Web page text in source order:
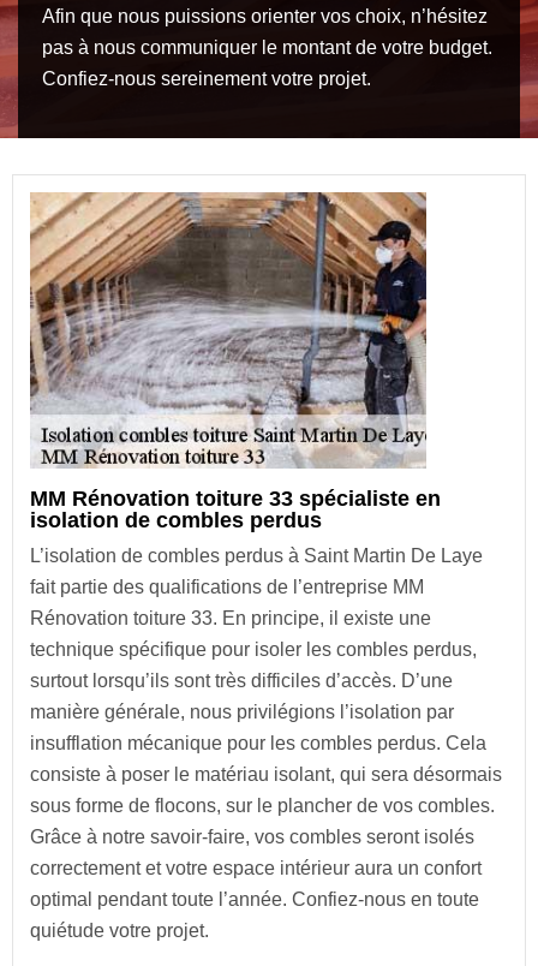
Afin que nous puissions orienter vos choix, n’hésitez
pas à nous communiquer le montant de votre budget.
Confiez-nous sereinement votre projet.
MM Rénovation toiture 33 spécialiste en
isolation de combles perdus
L’isolation de combles perdus à Saint Martin De Laye
fait partie des qualifications de l’entreprise MM
Rénovation toiture 33. En principe, il existe une
technique spécifique pour isoler les combles perdus,
surtout lorsqu’ils sont très difficiles d’accès. D’une
manière générale, nous privilégions l’isolation par
insufflation mécanique pour les combles perdus. Cela
consiste à poser le matériau isolant, qui sera désormais
sous forme de flocons, sur le plancher de vos combles.
Grâce à notre savoir-faire, vos combles seront isolés
correctement et votre espace intérieur aura un confort
optimal pendant toute l’année. Confiez-nous en toute
quiétude votre projet.